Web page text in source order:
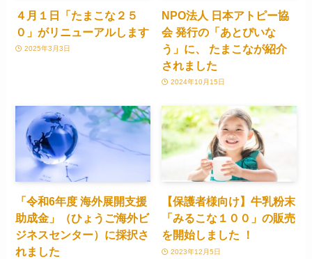
４月１日「たまこな２５
０」がリニューアルします
2025年3月3日
NPO法人 日本アトピー協
会 発行の「あとぴいな
う」に、 たまこなが紹介
されました
2024年10月15日
「令和6年度 海外展開支援
助成金」（ひょうご海外ビ
ジネスセンター）に採択さ
れました
【保護者様向け】牛乳粉末
「みるこな１００」の販売
を開始しました ！
2023年12月5日